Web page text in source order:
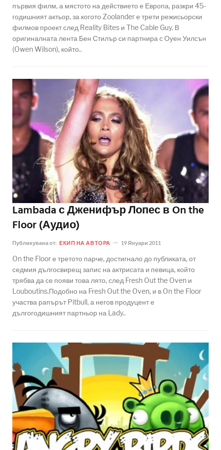
първия филм, а мястото на действието е Европа, разкри 45-
годишният актьор, за когото Zoolander е трети режисьорски
филмов проект след Reality Bites и The Cable Guy. В
оригиналната лента Бен Стилър си партнира с Оуен Уилсън
(Owen Wilson), който..
Lambada с Дженифър Лопес в On the
Floor (Аудио)
Публикувана от: ЕКИП НА АВТОРА 19 Януари 2011
On the Floor е третото парче, достигнало до публиката, от
седмия дългосвирещ запис на актрисата и певица, който
трябва да се появи това лято, след Fresh Out the Oven и
Louboutins.Подобно на Fresh Out the Oven, и в On the Floor
участва рапърът Pitbull, а негов продуцент е
дългогодишният партньор на Lady..